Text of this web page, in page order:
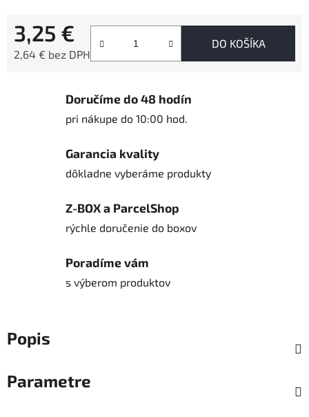
3,25 €
2,64 € bez DPH
DO KOŠÍKA
Doručíme do 48 hodín
pri nákupe do 10:00 hod.
Garancia kvality
dôkladne vyberáme produkty
Z-BOX a ParcelShop
rýchle doručenie do boxov
Poradíme vám
s výberom produktov
Popis
Parametre